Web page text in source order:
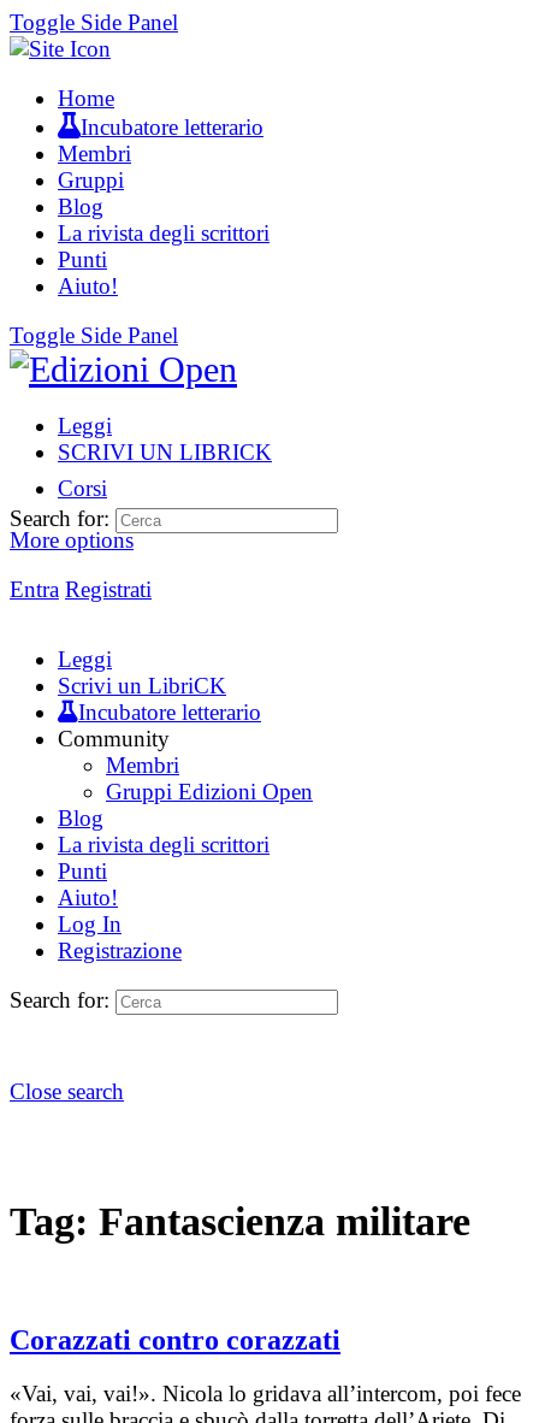
Toggle Side Panel
Home
Incubatore letterario
Membri
Gruppi
Blog
La rivista degli scrittori
Punti
Aiuto!
Toggle Side Panel
Leggi
SCRIVI UN LIBRICK
Corsi
More options
Entra Registrati
Search for:
Leggi
Scrivi un LibriCK
Incubatore letterario
Community
Membri
Gruppi Edizioni Open
Blog
La rivista degli scrittori
Punti
Aiuto!
Log In
Registrazione
Search for:
Close search
Tag: Fantascienza militare
Corazzati contro corazzati
«Vai, vai, vai!». Nicola lo gridava all’intercom, poi fece